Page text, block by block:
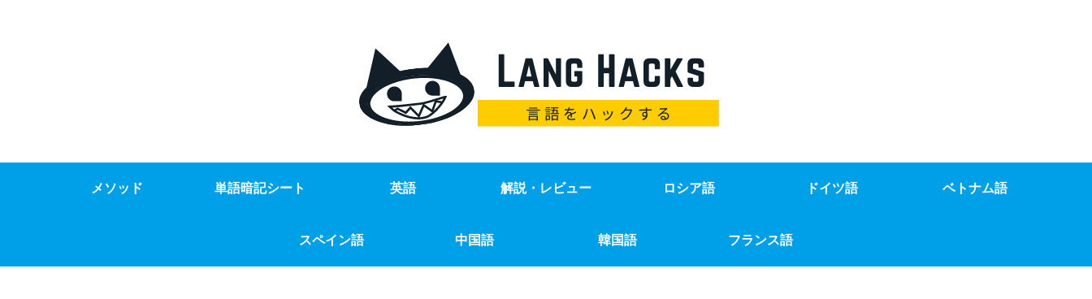
メソッド 単語暗記シート 英語 解説・レビュー ロシア語 ドイツ語 ベトナム語
スペイン語 中国語 韓国語 フランス語